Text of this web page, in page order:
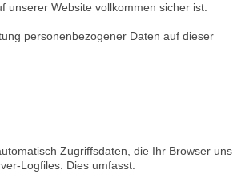
unserer Website vollkommen sicher ist.
personenbezogener Daten auf dieser
Zugriffsdaten, die Ihr Browser uns
Logfiles. Dies umfasst: